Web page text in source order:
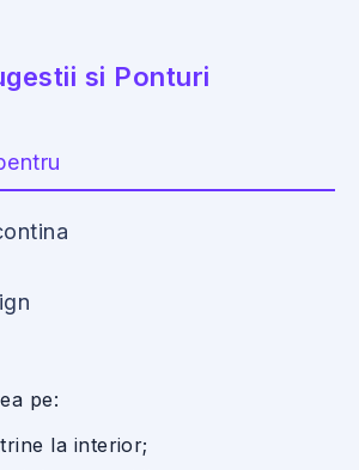
si Ponturi
pe:
la interior;